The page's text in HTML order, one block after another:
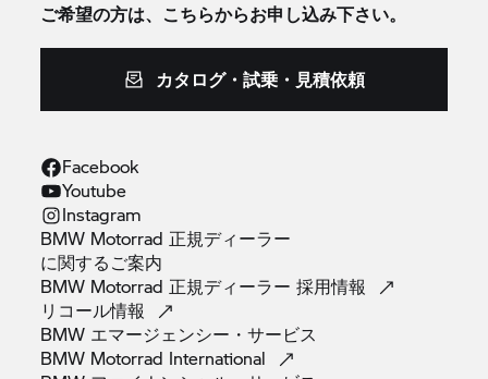
ご希望の方は、こちらからお申し込み下さい。
カタログ・試乗・見積依頼
Facebook
Youtube
Instagram
BMW Motorrad 正規ディーラー
に関するご案内
BMW Motorrad 正規ディーラー採用情報
リコール情報
BMW エマージェンシー・サービス
BMW Motorrad International